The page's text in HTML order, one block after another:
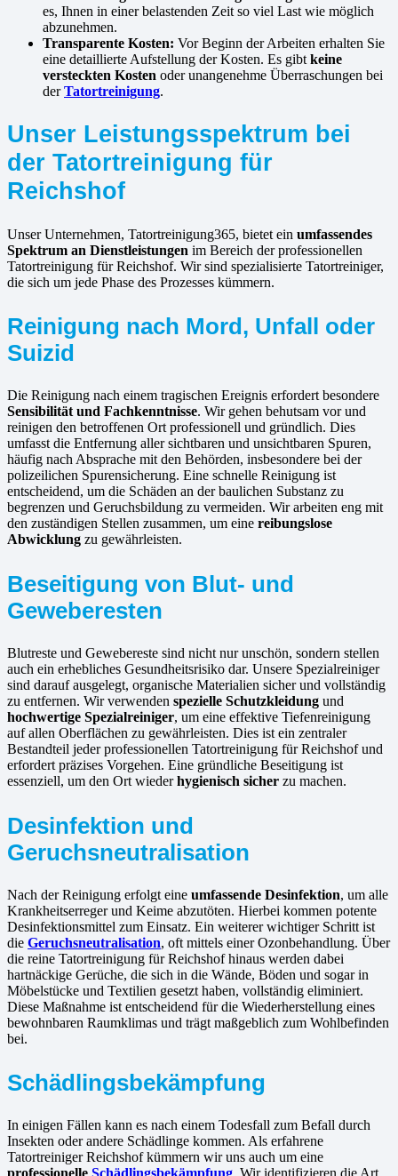
es, Ihnen in einer belastenden Zeit so viel Last wie möglich
abzunehmen.
Transparente Kosten: Vor Beginn der Arbeiten erhalten Sie
eine detaillierte Aufstellung der Kosten. Es gibt keine
versteckten Kosten oder unangenehme Überraschungen bei
derTatortreinigung.
Unser Leistungsspektrum bei
der Tatortreinigung für
Reichshof
Unser Unternehmen, Tatortreinigung365, bietet ein umfassendes
Spektrum an Dienstleistungen im Bereich der professionellen
Tatortreinigung für Reichshof. Wir sind spezialisierte Tatortreiniger,
die sich um jede Phase des Prozesses kümmern.
Reinigung nach Mord, Unfall oder
Suizid
Die Reinigung nach einem tragischen Ereignis erfordert besondere
Sensibilität und Fachkenntnisse. Wir gehen behutsam vor und
reinigen den betroffenen Ort professionell und gründlich. Dies
umfasst die Entfernung aller sichtbaren und unsichtbaren Spuren,
häufig nach Absprache mit den Behörden, insbesondere bei der
polizeilichen Spurensicherung. Eine schnelle Reinigung ist
entscheidend, um die Schäden an der baulichen Substanz zu
begrenzen und Geruchsbildung zu vermeiden. Wir arbeiten eng mit
den zuständigen Stellen zusammen, um eine reibungslose
Abwicklung zu gewährleisten.
Beseitigung von Blut- und
Geweberesten
Blutreste und Gewebereste sind nicht nur unschön, sondern stellen
auch ein erhebliches Gesundheitsrisiko dar. Unsere Spezialreiniger
sind darauf ausgelegt, organische Materialien sicher und vollständig
zu entfernen. Wir verwenden spezielle Schutzkleidung und
hochwertige Spezialreiniger, um eine effektive Tiefenreinigung
auf allen Oberflächen zu gewährleisten. Dies ist ein zentraler
Bestandteil jeder professionellen Tatortreinigung für Reichshof und
erfordert präzises Vorgehen. Eine gründliche Beseitigung ist
essenziell, um den Ort wiederhygienisch sicher zu machen.
Desinfektion und
Geruchsneutralisation
Nach der Reinigung erfolgt eine umfassende Desinfektion, um alle
Krankheitserreger und Keime abzutöten. Hierbei kommen potente
Desinfektionsmittel zum Einsatz. Ein weiterer wichtiger Schritt ist
die Geruchsneutralisation, oft mittels einer Ozonbehandlung. Über
die reine Tatortreinigung für Reichshof hinaus werden dabei
hartnäckige Gerüche, die sich in die Wände, Böden und sogar in
Möbelstücke und Textilien gesetzt haben, vollständig eliminiert.
Diese Maßnahme ist entscheidend für die Wiederherstellung eines
bewohnbaren Raumklimas und trägt maßgeblich zum Wohlbefinden
bei.
Schädlingsbekämpfung
In einigen Fällen kann es nach einem Todesfall zum Befall durch
Insekten oder andere Schädlinge kommen. Als erfahrene
Tatortreiniger Reichshof kümmern wir uns auch um eine